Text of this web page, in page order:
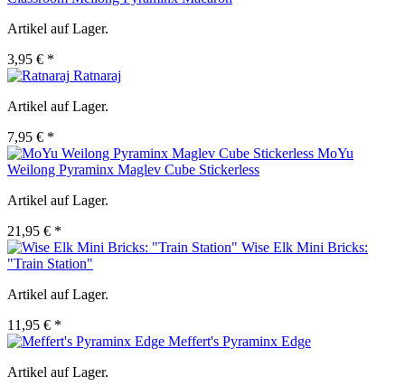
Artikel auf Lager.
3,95 € *
Ratnaraj
Artikel auf Lager.
7,95 € *
MoYu
Weilong Pyraminx Maglev Cube Stickerless
Artikel auf Lager.
21,95 € *
Wise Elk Mini Bricks:
"Train Station"
Artikel auf Lager.
11,95 € *
Meffert's Pyraminx Edge
Artikel auf Lager.